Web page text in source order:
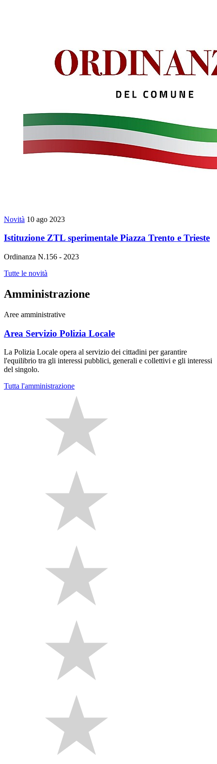
Novità 10 ago 2023
Istituzione ZTL sperimentale Piazza Trento e Trieste
Ordinanza N.156 - 2023
Tutte le novità
Amministrazione
Aree amministrative
Area Servizio Polizia Locale
La Polizia Locale opera al servizio dei cittadini per garantire
l'equilibrio tra gli interessi pubblici, generali e collettivi e gli interessi
del singolo.
Tutta l'amministrazione